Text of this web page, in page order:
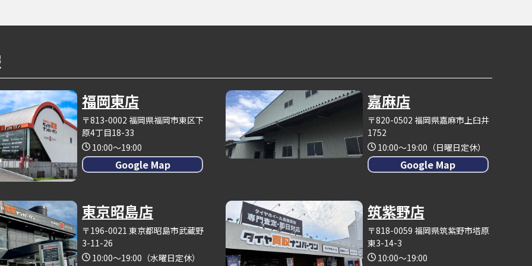
福岡東店
〒813-0002 福岡県福岡市東区下
原4丁目18-33
10:00～19:00
Google Map
嘉麻店
〒820-0502 福岡県嘉麻市上臼井
1752
10:00～19:00（日曜日定休）
Google Map
東京昭島店
〒196-0021 東京都昭島市武蔵野
3-11-26
10:00～19:00（水曜日定休）
筑紫野店
〒818-0059 福岡県筑紫野市塔原
東3-14-3
10:00～19:00